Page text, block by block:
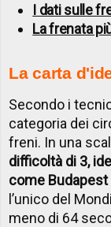
I dati sulle
La frenata
La carta
Secondo i
categoria dei
freni. In una
difficoltà di 3,
come
l’unico del
meno di 64